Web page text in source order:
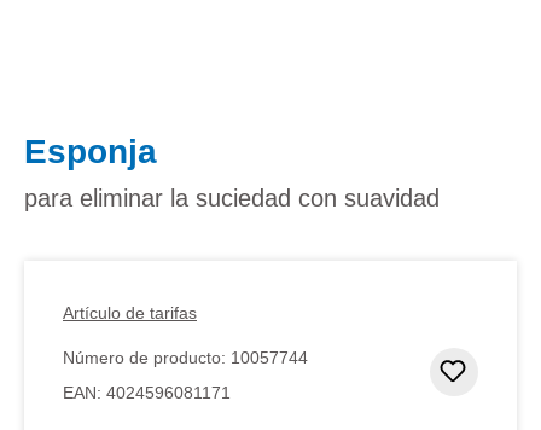
Esponja
para eliminar la suciedad con suavidad
Artículo de tarifas
Número de producto: 10057744
EAN: 4024596081171